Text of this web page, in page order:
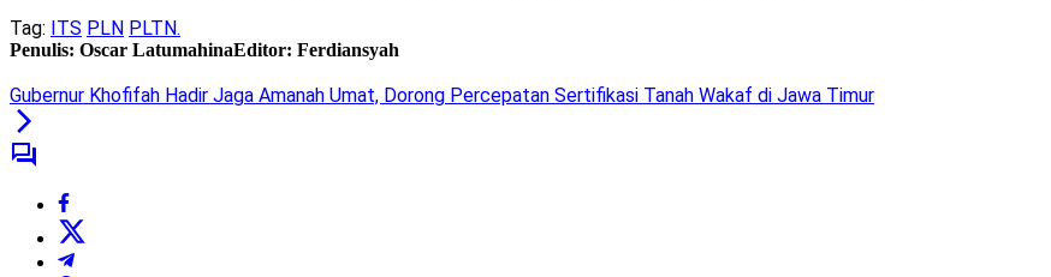
Tag: ITS PLN PLTN.
Penulis: Oscar LatumahinaEditor: Ferdiansyah
Gubernur Khofifah Hadir Jaga Amanah Umat, Dorong Percepatan Sertifikasi Tanah Wakaf di Jawa Timur